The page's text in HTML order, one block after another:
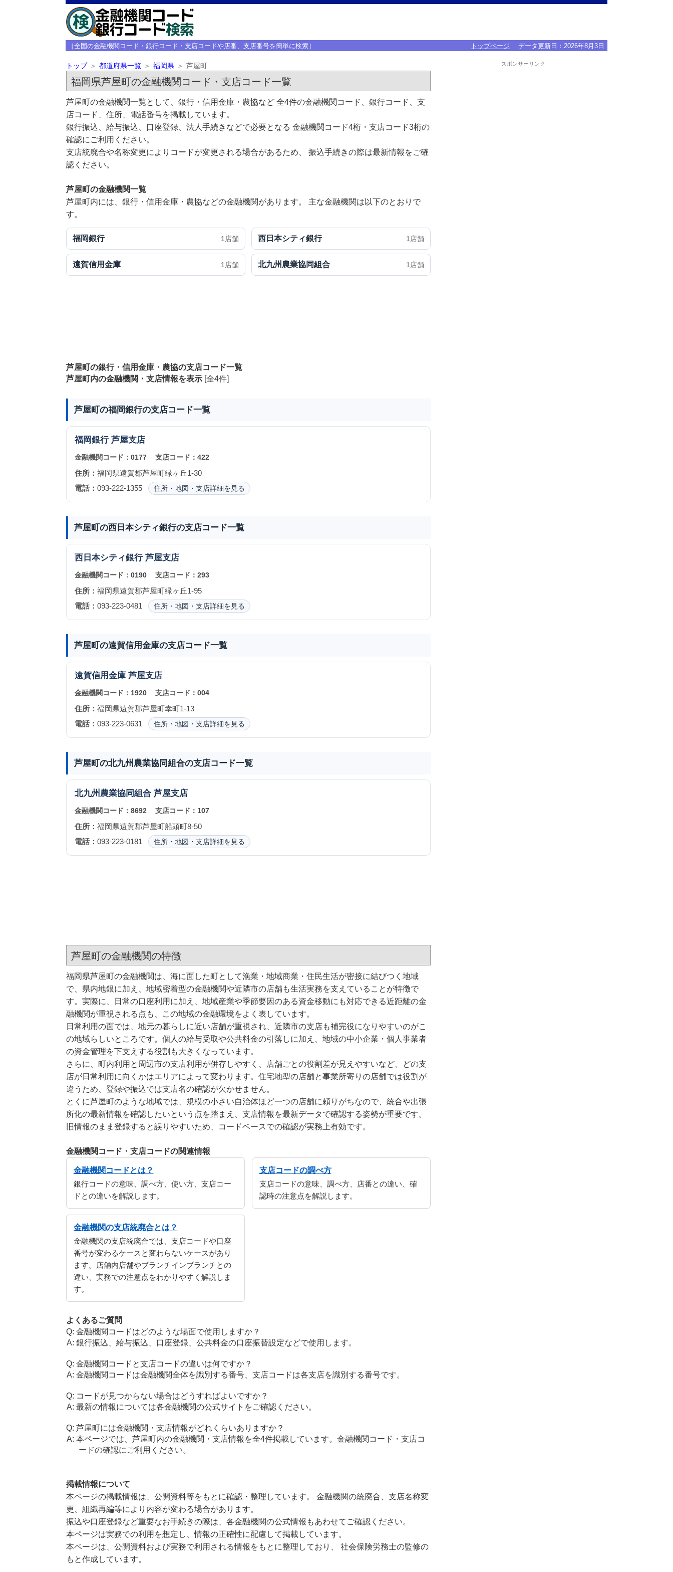
［全国の金融機関コード・銀行コード・支店コードや店番、支店番号を簡単に検索］ トップページ データ更新日： 2026年8月3日
トップ 都道府県一覧 福岡県 芦屋町
福岡県芦屋町の金融機関コード・支店コード一覧
芦屋町の金融機関一覧として、銀行・信用金庫・農協など 全4件の金融機関コード、銀行コード、支
店コード、住所、電話番号を掲載しています。
銀行振込、給与振込、口座登録、法人手続きなどで必要となる 金融機関コード4桁・支店コード3桁の
確認にご利用ください。
支店統廃合や名称変更によりコードが変更される場合があるため、 振込手続きの際は最新情報をご確
認ください。
芦屋町の金融機関一覧
芦屋町内には、銀行・信用金庫・農協などの金融機関があります。 主な金融機関は以下のとおりで
す。
福岡銀行 1店舗 西日本シティ銀行 1店舗
遠賀信用金庫 1店舗 北九州農業協同組合 1店舗
芦屋町の銀行・信用金庫・農協の支店コード一覧
芦屋町内の金融機関・支店情報を表示[全4件]
芦屋町の福岡銀行の支店コード一覧
福岡銀行 芦屋支店
金融機関コード： 0177 支店コード： 422
住所： 福岡県遠賀郡芦屋町緑ヶ丘1-30
電話： 093-222-1355 住所・地図・支店詳細を見る
芦屋町の西日本シティ銀行の支店コード一覧
西日本シティ銀行 芦屋支店
金融機関コード： 0190 支店コード： 293
住所： 福岡県遠賀郡芦屋町緑ヶ丘1-95
電話： 093-223-0481 住所・地図・支店詳細を見る
芦屋町の遠賀信用金庫の支店コード一覧
遠賀信用金庫 芦屋支店
金融機関コード： 1920 支店コード： 004
住所： 福岡県遠賀郡芦屋町幸町1-13
電話： 093-223-0631 住所・地図・支店詳細を見る
芦屋町の北九州農業協同組合の支店コード一覧
北九州農業協同組合 芦屋支店
金融機関コード： 8692 支店コード： 107
住所： 福岡県遠賀郡芦屋町船頭町8-50
電話： 093-223-0181 住所・地図・支店詳細を見る
芦屋町の金融機関の特徴
福岡県芦屋町の金融機関は、海に面した町として漁業・地域商業・住民生活が密接に結びつく地域
で、県内地銀に加え、地域密着型の金融機関や近隣市の店舗も生活実務を支えていることが特徴で
す。実際に、日常の口座利用に加え、地域産業や季節要因のある資金移動にも対応できる近距離の金
融機関が重視される点も、この地域の金融環境をよく表しています。
日常利用の面では、地元の暮らしに近い店舗が重視され、近隣市の支店も補完役になりやすいのがこ
の地域らしいところです。個人の給与受取や公共料金の引落しに加え、地域の中小企業・個人事業者
の資金管理を下支えする役割も大きくなっています。
さらに、町内利用と周辺市の支店利用が併存しやすく、店舗ごとの役割差が見えやすいなど、どの支
店が日常利用に向くかはエリアによって変わります。住宅地型の店舗と事業所寄りの店舗では役割が
違うため、登録や振込では支店名の確認が欠かせません。
とくに芦屋町のような地域では、規模の小さい自治体ほど一つの店舗に頼りがちなので、統合や出張
所化の最新情報を確認したいという点を踏まえ、支店情報を最新データで確認する姿勢が重要です。
旧情報のまま登録すると誤りやすいため、コードベースでの確認が実務上有効です。
金融機関コード・支店コードの関連情報
金融機関コードとは？
銀行コードの意味、調べ方、使い方、支店コー
ドとの違いを解説します。
支店コードの調べ方
支店コードの意味、調べ方、店番との違い、確
認時の注意点を解説します。
金融機関の支店統廃合とは？
金融機関の支店統廃合では、支店コードや口座
番号が変わるケースと変わらないケースがあり
ます。店舗内店舗やブランチインブランチとの
違い、実務での注意点をわかりやすく解説しま
す。
よくあるご質問
金融機関コードはどのような場面で使用しますか？
銀行振込、給与振込、口座登録、公共料金の口座振替設定などで使用します。
金融機関コードと支店コードの違いは何ですか？
金融機関コードは金融機関全体を識別する番号、支店コードは各支店を識別する番号です。
コードが見つからない場合はどうすればよいですか？
最新の情報については各金融機関の公式サイトをご確認ください。
芦屋町には金融機関・支店情報がどれくらいありますか？
本ページでは、芦屋町内の金融機関・支店情報を全4件掲載しています。金融機関コード・支店コ
ードの確認にご利用ください。
掲載情報について
本ページの掲載情報は、公開資料等をもとに確認・整理しています。 金融機関の統廃合、支店名称変
更、組織再編等により内容が変わる場合があります。
振込や口座登録など重要なお手続きの際は、各金融機関の公式情報もあわせてご確認ください。
本ページは実務での利用を想定し、情報の正確性に配慮して掲載しています。
本ページは、公開資料および実務で利用される情報をもとに整理しており、 社会保険労務士の監修の
もと作成しています。
スポンサーリンク